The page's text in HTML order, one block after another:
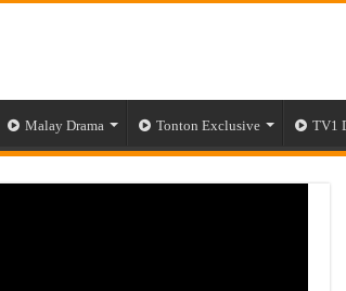
Malay Drama Tonton Exclusive TV1